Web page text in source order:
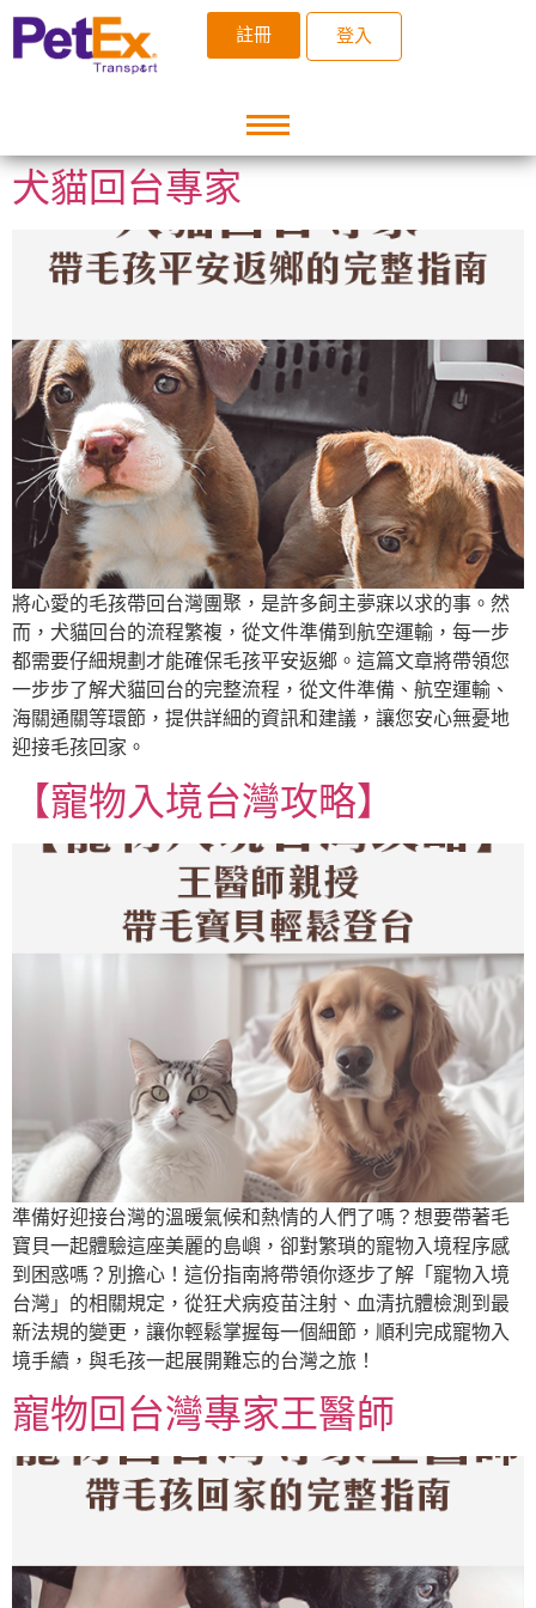
註冊 登入
犬貓回台專家
將心愛的毛孩帶回台灣團聚，是許多飼主夢寐以求的事。然
而，犬貓回台的流程繁複，從文件準備到航空運輸，每一步
都需要仔細規劃才能確保毛孩平安返鄉。這篇文章將帶領您
一步步了解犬貓回台的完整流程，從文件準備、航空運輸、
海關通關等環節，提供詳細的資訊和建議，讓您安心無憂地
迎接毛孩回家。
【寵物入境台灣攻略】
準備好迎接台灣的溫暖氣候和熱情的人們了嗎？想要帶著毛
寶貝一起體驗這座美麗的島嶼，卻對繁瑣的寵物入境程序感
到困惑嗎？別擔心！這份指南將帶領你逐步了解「寵物入境
台灣」的相關規定，從狂犬病疫苗注射、血清抗體檢測到最
新法規的變更，讓你輕鬆掌握每一個細節，順利完成寵物入
境手續，與毛孩一起展開難忘的台灣之旅！
寵物回台灣專家王醫師